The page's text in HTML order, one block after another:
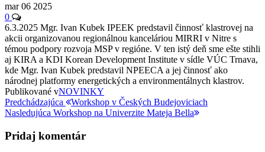
mar06 2025
0
6.3.2025 Mgr. Ivan Kubek IPEEK predstavil činnosť klastrovej na
akcii organizovanou regionálnou kanceláriou MIRRI v Nitre s
témou podpory rozvoja MSP v regióne. V ten istý deň sme ešte stihli
aj KIRA a KDI Korean Development Institute v sídle VÚC Trnava,
kde Mgr. Ivan Kubek predstavil NPEECA a jej činnosť ako
národnej platformy energetických a environmentálnych klastrov.
Publikované vNOVINKY
Navigácia
v
článku
Predchádzajúci
príspevok
Predchádzajúca
Workshop v Českých Budejoviciach
Nasledujúci
Nasledujúca Workshop na Univerzite Mateja Bella
Pridaj komentár